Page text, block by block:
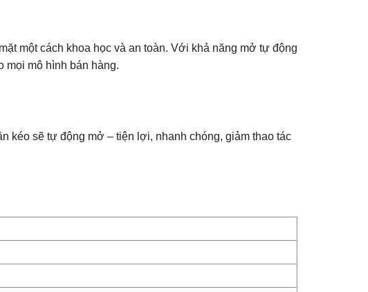
một cách khoa học và an toàn. Với khả năng mở tự động
mọi mô hình bán hàng.
kéo sẽ tự động mở – tiện lợi, nhanh chóng, giảm thao tác